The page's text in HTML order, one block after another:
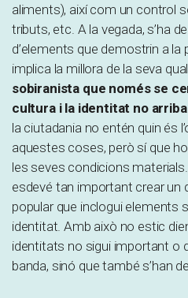
aliments), així com un control
tributs, etc. A la vegada, s’ha
d’elements que demostrin a
implica la millora de la seva
sobiranista que només se
cultura i la identitat no
la ciutadania no entén quin és
aquestes coses, però sí que
les seves condicions
esdevé tan important crear un
popular que inclogui elements
identitat. Amb això no estic
identitats no sigui important o
banda, sinó que també s’han